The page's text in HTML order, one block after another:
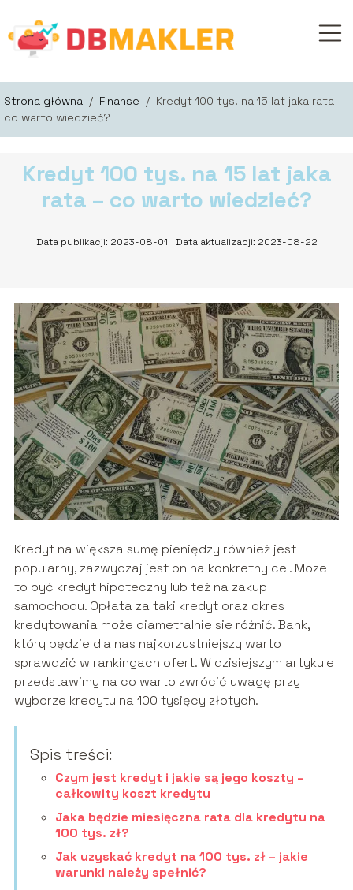
Strona główna / Finanse / Kredyt 100 tys. na 15 lat jaka rata –
co warto wiedzieć?
Kredyt 100 tys. na 15 lat jaka
rata – co warto wiedzieć?
Data publikacji: 2023-08-01 Data aktualizacji: 2023-08-22
Kredyt na większa sumę pieniędzy również jest
popularny, zazwyczaj jest on na konkretny cel. Moze
to być kredyt hipoteczny lub też na zakup
samochodu. Opłata za taki kredyt oraz okres
kredytowania może diametralnie sie różnić. Bank,
który będzie dla nas najkorzystniejszy warto
sprawdzić w rankingach ofert. W dzisiejszym artykule
przedstawimy na co warto zwrócić uwagę przy
wyborze kredytu na 100 tysięcy złotych.
Spis treści:
Czym jest kredyt i jakie są jego koszty –
całkowity koszt kredytu
Jaka będzie miesięczna rata dla kredytu na
100 tys. zł?
Jak uzyskać kredyt na 100 tys. zł – jakie
warunki należy spełnić?